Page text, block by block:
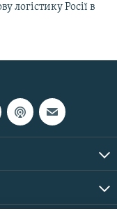
логістику Росії в